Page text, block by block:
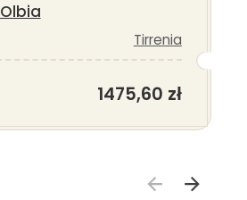
Olbia
Tirrenia
1475,60 zł